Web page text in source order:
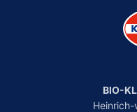
BIO-
Heinrich-